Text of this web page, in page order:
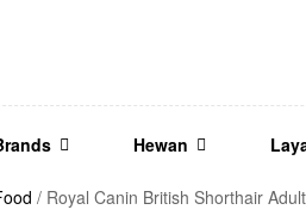
Hewan
/ Royal Canin British Shorthair